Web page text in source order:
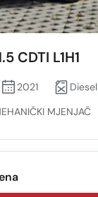
CDTI L1H1
2021
Diesel
MJENJAČ